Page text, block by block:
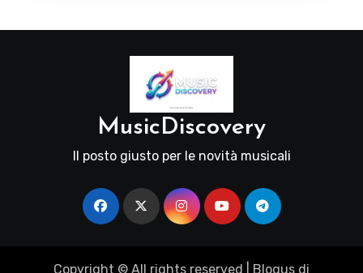
MusicDiscovery
Il posto giusto per le novità musicali
Copyright © All rights reserved Blogus di